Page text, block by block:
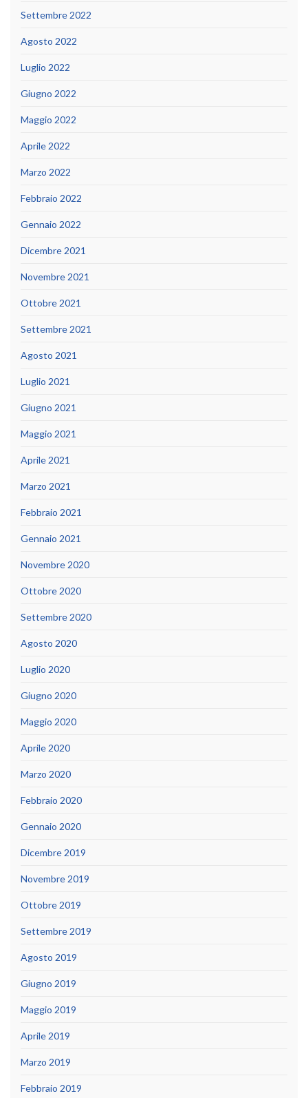
Settembre 2022
Agosto 2022
Luglio 2022
Giugno 2022
Maggio 2022
Aprile 2022
Marzo 2022
Febbraio 2022
Gennaio 2022
Dicembre 2021
Novembre 2021
Ottobre 2021
Settembre 2021
Agosto 2021
Luglio 2021
Giugno 2021
Maggio 2021
Aprile 2021
Marzo 2021
Febbraio 2021
Gennaio 2021
Novembre 2020
Ottobre 2020
Settembre 2020
Agosto 2020
Luglio 2020
Giugno 2020
Maggio 2020
Aprile 2020
Marzo 2020
Febbraio 2020
Gennaio 2020
Dicembre 2019
Novembre 2019
Ottobre 2019
Settembre 2019
Agosto 2019
Giugno 2019
Maggio 2019
Aprile 2019
Marzo 2019
Febbraio 2019